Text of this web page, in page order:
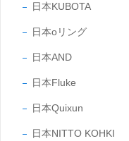
日本KUBOTA
日本oリング
日本AND
日本Fluke
日本Quixun
日本NITTO KOHKI